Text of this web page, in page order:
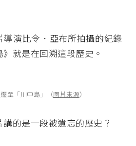
導演比令．亞布所拍攝的紀錄
就是在回溯這段歷史。
至「川中島」（圖片來源）
的是一段被遺忘的歷史？